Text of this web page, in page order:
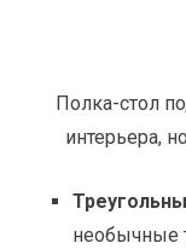
Полка-стол
интерьера,
необычные